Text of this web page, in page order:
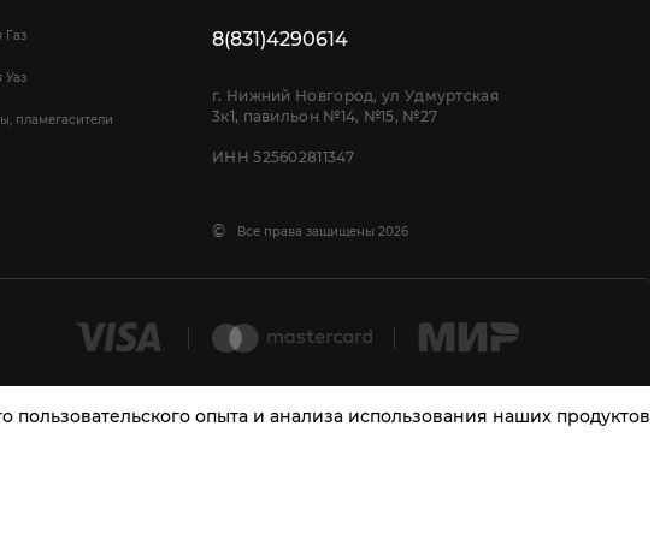
Газ
Уаз
пламегасители
8(831)4290614
г. Нижний Новгород, ул Удмуртская
3к1, павильон №14, №15, №27
ИНН 525602811347
© Все права защищены 2026
опыта и анализа использования наших продуктов